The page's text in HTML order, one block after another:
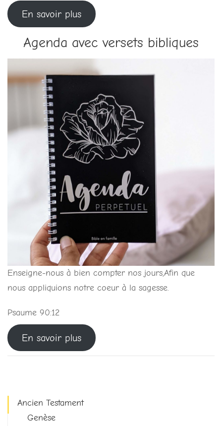
En savoir plus
Agenda avec versets bibliques
Enseigne-nous à bien compter nos jours,Afin que
nous appliquions notre coeur à la sagesse.
Psaume 90:12
En savoir plus
Ancien Testament
Genèse